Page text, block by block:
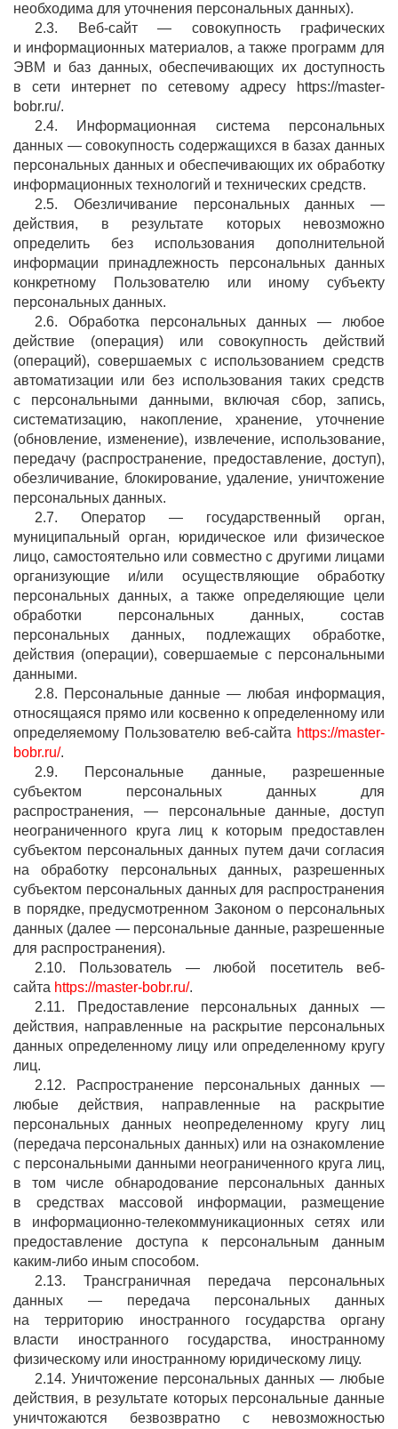
необходима для уточнения персональных данных).
2.3. Веб-сайт — совокупность графических
и информационных материалов, а также программ для
ЭВМ и баз данных, обеспечивающих их доступность
в сети интернет по сетевому адресу https://master-
bobr.ru/.
2.4. Информационная система персональных
данных — совокупность содержащихся в базах данных
персональных данных и обеспечивающих их обработку
информационных технологий и технических средств.
2.5. Обезличивание персональных данных —
действия, в результате которых невозможно
определить без использования дополнительной
информации принадлежность персональных данных
конкретному Пользователю или иному субъекту
персональных данных.
2.6. Обработка персональных данных — любое
действие (операция) или совокупность действий
(операций), совершаемых с использованием средств
автоматизации или без использования таких средств
с персональными данными, включая сбор, запись,
систематизацию, накопление, хранение, уточнение
(обновление, изменение), извлечение, использование,
передачу (распространение, предоставление, доступ),
обезличивание, блокирование, удаление, уничтожение
персональных данных.
2.7. Оператор — государственный орган,
муниципальный орган, юридическое или физическое
лицо, самостоятельно или совместно с другими лицами
организующие и/или осуществляющие обработку
персональных данных, а также определяющие цели
обработки персональных данных, состав
персональных данных, подлежащих обработке,
действия (операции), совершаемые с персональными
данными.
2.8. Персональные данные — любая информация,
относящаяся прямо или косвенно к определенному или
определяемому Пользователю веб-сайта https://master-
bobr.ru/.
2.9. Персональные данные, разрешенные
субъектом персональных данных для
распространения, — персональные данные, доступ
неограниченного круга лиц к которым предоставлен
субъектом персональных данных путем дачи согласия
на обработку персональных данных, разрешенных
субъектом персональных данных для распространения
в порядке, предусмотренном Законом о персональных
данных (далее — персональные данные, разрешенные
для распространения).
2.10. Пользователь — любой посетитель веб-
сайта https://master-bobr.ru/.
2.11. Предоставление персональных данных —
действия, направленные на раскрытие персональных
данных определенному лицу или определенному кругу
лиц.
2.12. Распространение персональных данных —
любые действия, направленные на раскрытие
персональных данных неопределенному кругу лиц
(передача персональных данных) или на ознакомление
с персональными данными неограниченного круга лиц,
в том числе обнародование персональных данных
в средствах массовой информации, размещение
в информационно-телекоммуникационных сетях или
предоставление доступа к персональным данным
каким-либо иным способом.
2.13. Трансграничная передача персональных
данных — передача персональных данных
на территорию иностранного государства органу
власти иностранного государства, иностранному
физическому или иностранному юридическому лицу.
2.14. Уничтожение персональных данных — любые
действия, в результате которых персональные данные
уничтожаются безвозвратно с невозможностью